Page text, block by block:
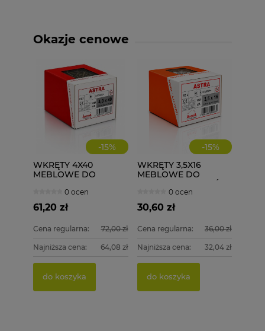
Okazje cenowe
-15%
WKRĘTY 4X40
MEBLOWE DO
0 ocen
61,20 zł
Cena regularna: 72,00 zł
Najniższa cena: 64,08 zł
do koszyka
-15%
WKRĘTY 3,5X16
MEBLOWE DO
1000 szt.0 ocen
30,60 zł
Cena regularna: 36,00 zł
Najniższa cena: 32,04 zł
do koszyka